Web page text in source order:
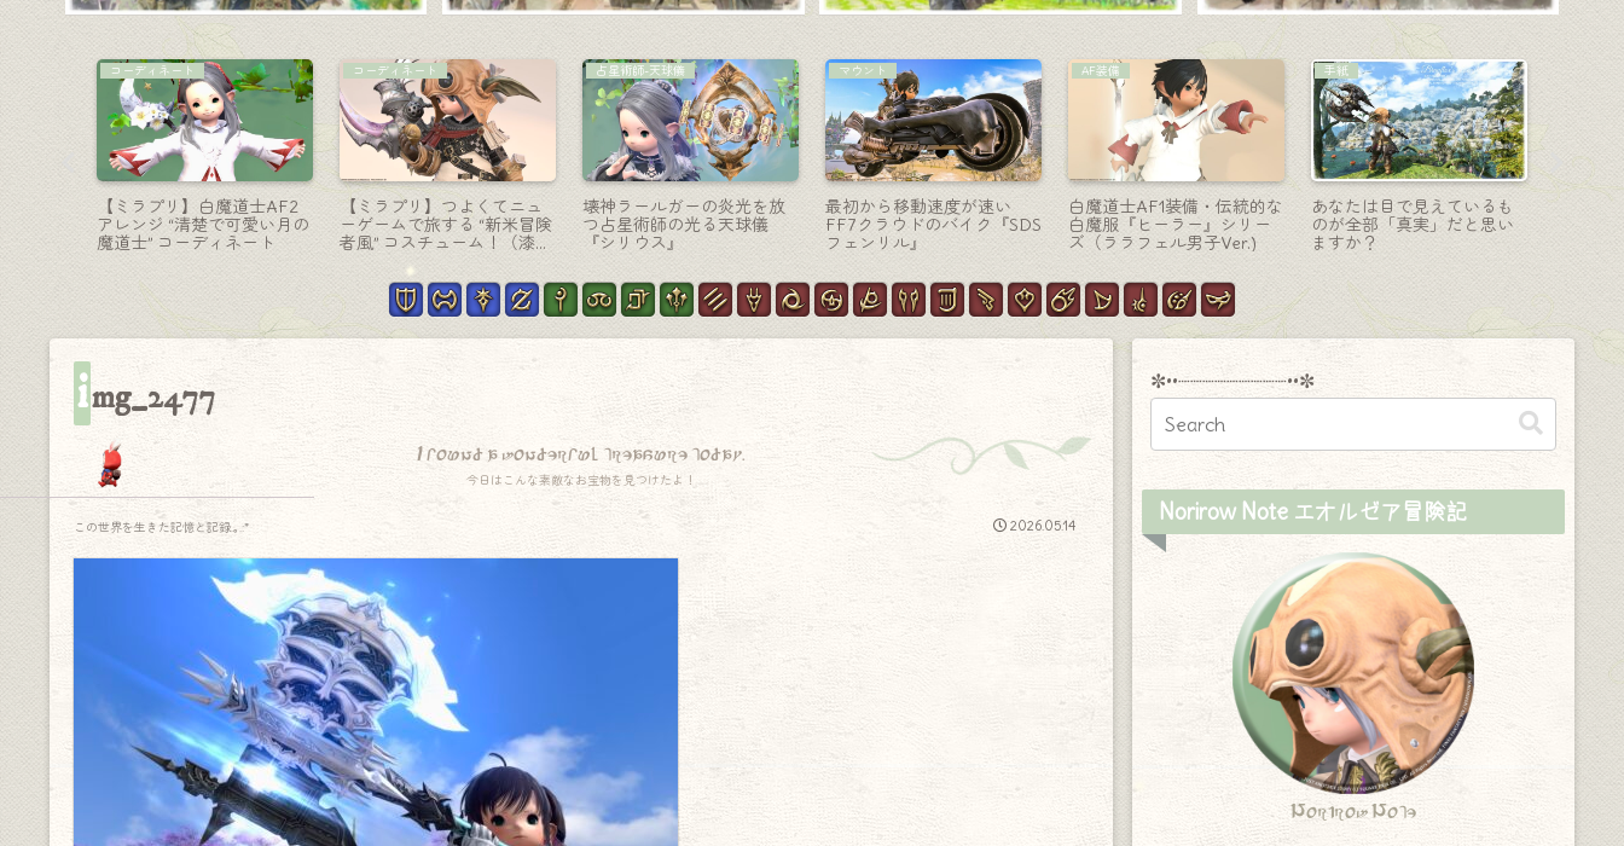
モンク-格闘
モンクのAF3武器＆エウレ
カウェポン第一形態・チャ
クラが光るラールガーの拳
『スダルシャナ』
暗黒騎士-大剣
包帯を巻いた暗黒騎士の厨
二的大剣『クリプトラーカ
ー・ディバイダー』
暗黒騎士-大剣
極ゼレニアの暗黒騎士武
器・弧を描いた機械式大剣
『クイーンズナイト・フォ
赤魔道士-細剣
赤魔道士のMW最終形態・
SFチックな機械式細剣『マ
ンダヴィラス・レイピア』
AF装備
吟遊詩人のAF4装備・可愛
い！カジュアルデニムなオ
シャレ狩人『フィリ』シリ
ーズ（ララフェル男子Ver.）
コーディネート
【ミラプリ】プライマルズ
のLIVEに何を着ていくか考
えるノリコちゃんのロック
調コーデ
大きな
img_2477
I found a wonderful treasure today.
今日はこんな素敵なお宝物を見つけたよ！
2026.05.14
この世界を生きた記憶と記録.｡.:*
✼••┈┈┈┈┈┈┈┈┈••✼
Norirow Note エオルゼア冒険記
Norirow Note